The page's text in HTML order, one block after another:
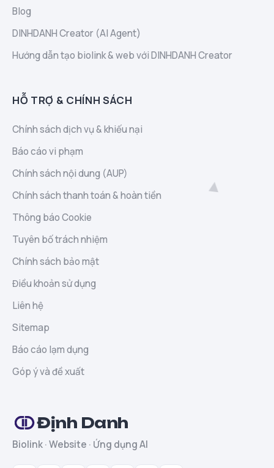
Blog
DINHDANH Creator (AI Agent)
Hướng dẫn tạo biolink & web với DINHDANH Creator
HỖ TRỢ & CHÍNH SÁCH
Chính sách dịch vụ & khiếu nại
Báo cáo vi phạm
Chính sách nội dung (AUP)
Chính sách thanh toán & hoàn tiền
Thông báo Cookie
Tuyên bố trách nhiệm
Chính sách bảo mật
Điều khoản sử dụng
Liên hệ
Sitemap
Báo cáo lạm dụng
Góp ý và đề xuất
Định Danh
Biolink · Website · Ứng dụng AI